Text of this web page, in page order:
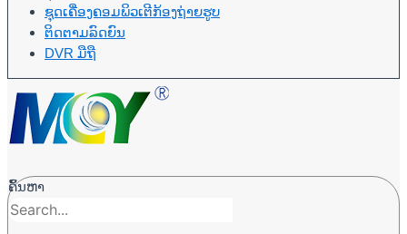
ຊຸດເຄື່ອງຄອມພິວເຕີກ້ອງຖ່າຍຮູບ
ຕິດຕາມລົດຍົນ
DVR ມືຖື
ຄົ້ນຫາ